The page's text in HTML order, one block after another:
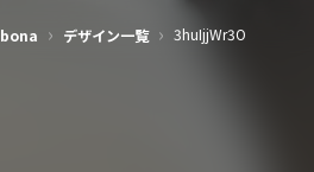
bona › デザイン一覧 › 3huIjjWr3O